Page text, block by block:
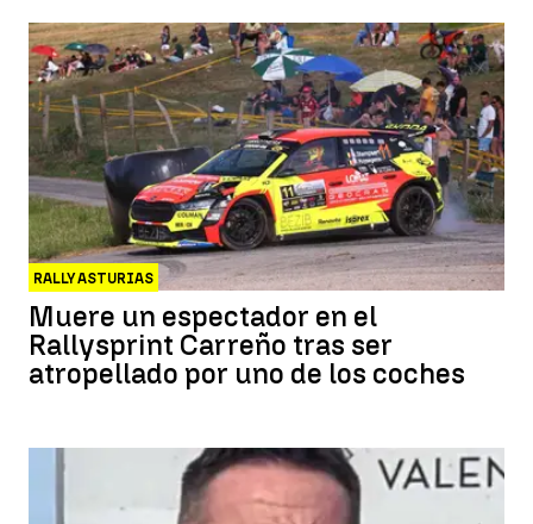
RALLY ASTURIAS
Muere un espectador en el
Rallysprint Carreño tras ser
atropellado por uno de los coches